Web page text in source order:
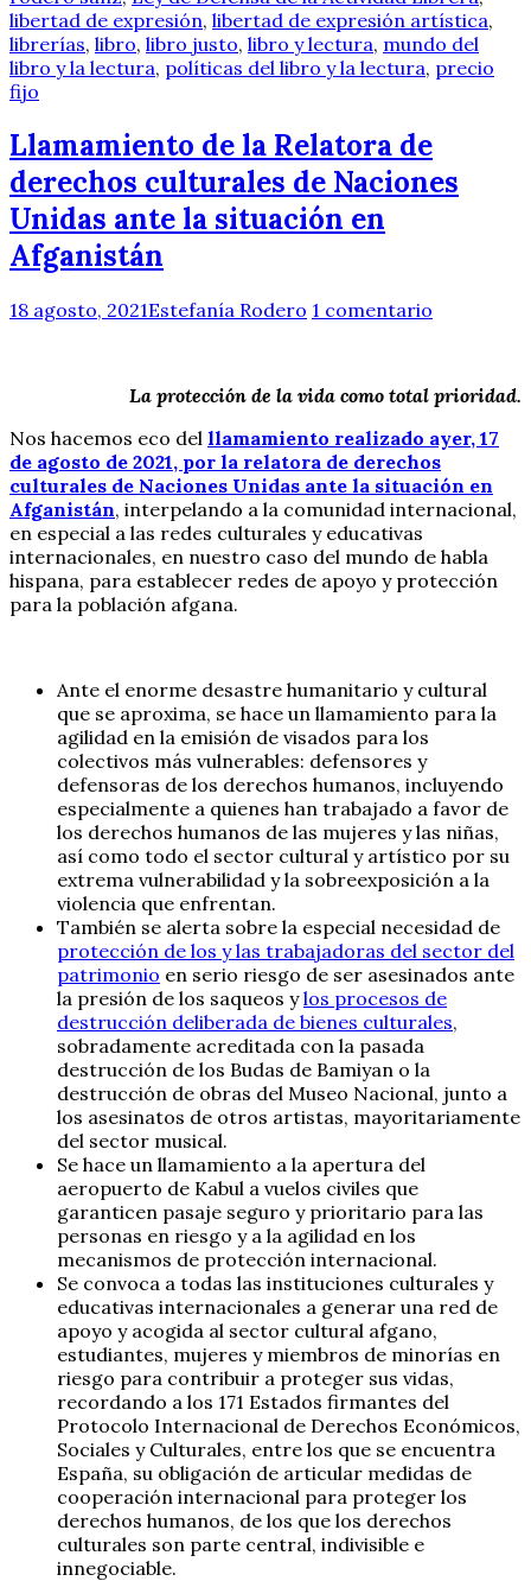
libertad de expresión, libertad de expresión artística,
librerías, libro, libro justo, libro y lectura, mundo del
libro y la lectura, políticas del libro y la lectura, precio
fijo
Llamamiento de la Relatora de
derechos culturales de Naciones
Unidas ante la situación en
Afganistán
18 agosto, 2021Estefanía Rodero 1 comentario
La protección de la vida como total prioridad.
Nos hacemos eco del llamamiento realizado ayer, 17
de agosto de 2021, por la relatora de derechos
culturales de Naciones Unidas ante la situación en
Afganistán, interpelando a la comunidad internacional,
en especial a las redes culturales y educativas
internacionales, en nuestro caso del mundo de habla
hispana, para establecer redes de apoyo y protección
para la población afgana.
Ante el enorme desastre humanitario y cultural
que se aproxima, se hace un llamamiento para la
agilidad en la emisión de visados para los
colectivos más vulnerables: defensores y
defensoras de los derechos humanos, incluyendo
especialmente a quienes han trabajado a favor de
los derechos humanos de las mujeres y las niñas,
así como todo el sector cultural y artístico por su
extrema vulnerabilidad y la sobreexposición a la
violencia que enfrentan.
También se alerta sobre la especial necesidad de
protección de los y las trabajadoras del sector del
patrimonio en serio riesgo de ser asesinados ante
la presión de los saqueos ylos procesos de
destrucción deliberada de bienes culturales,
sobradamente acreditada con la pasada
destrucción de los Budas de Bamiyan o la
destrucción de obras del Museo Nacional, junto a
los asesinatos de otros artistas, mayoritariamente
del sector musical.
Se hace un llamamiento a la apertura del
aeropuerto de Kabul a vuelos civiles que
garanticen pasaje seguro y prioritario para las
personas en riesgo y a la agilidad en los
mecanismos de protección internacional.
Se convoca a todas las instituciones culturales y
educativas internacionales a generar una red de
apoyo y acogida al sector cultural afgano,
estudiantes, mujeres y miembros de minorías en
riesgo para contribuir a proteger sus vidas,
recordando a los 171 Estados firmantes del
Protocolo Internacional de Derechos Económicos,
Sociales y Culturales, entre los que se encuentra
España, su obligación de articular medidas de
cooperación internacional para proteger los
derechos humanos, de los que los derechos
culturales son parte central, indivisible e
innegociable.